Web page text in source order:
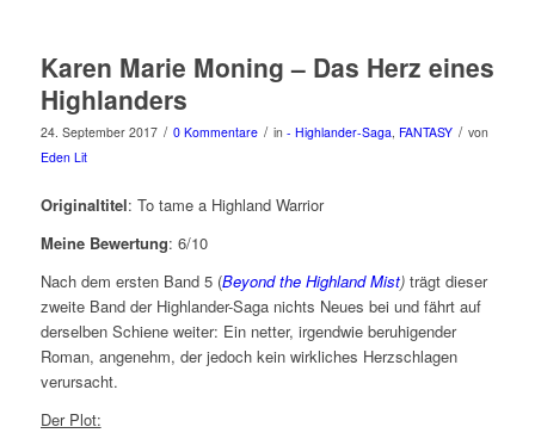
Karen Marie Moning – Das Herz eines
Highlanders
24. September 2017 / 0 Kommentare / in - Highlander-Saga, FANTASY / von
Eden Lit
Originaltitel: To tame a Highland Warrior
Meine Bewertung: 6/10
Nach dem ersten Band 5 (Beyond the Highland Mist) trägt dieser
zweite Band der Highlander-Saga nichts Neues bei und fährt auf
derselben Schiene weiter: Ein netter, irgendwie beruhigender
Roman, angenehm, der jedoch kein wirkliches Herzschlagen
verursacht.
Der Plot: